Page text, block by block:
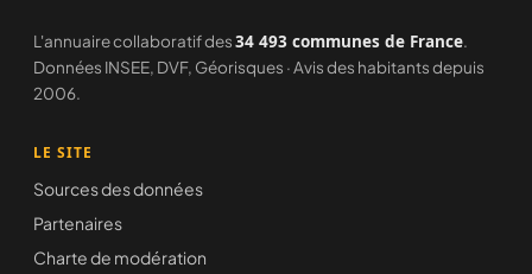
L'annuaire collaboratif des34 493 communes de France.
Données INSEE, DVF, Géorisques · Avis des habitants depuis
2006.
LE SITE
Sources des données
Partenaires
Charte de modération